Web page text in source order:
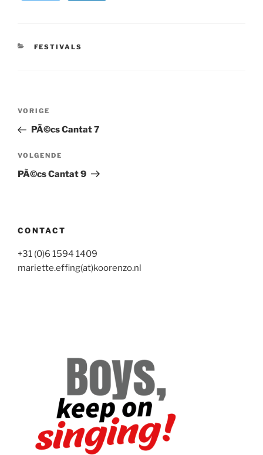
CATEGORIEËN
FESTIVALS
Bericht
navigatie
Vorig
bericht
VORIGE
PÃ©cs Cantat 7
Volgend
bericht
VOLGENDE
PÃ©cs Cantat 9
CONTACT
+31 (0)6 1594 1409
mariette.effing(at)koorenzo.nl